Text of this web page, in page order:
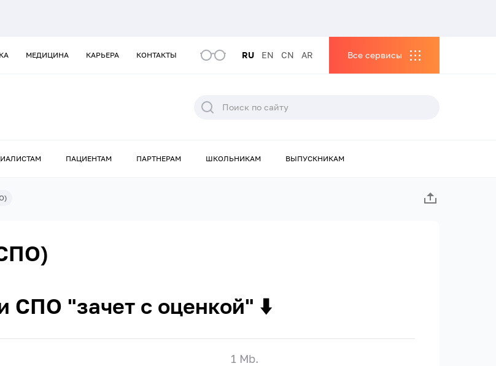
МЕДИЦИНА КАРЬЕРА КОНТАКТЫ RU EN CN AR Все сервисы
ПАЦИЕНТАМ ПАРТНЕРАМ ШКОЛЬНИКАМ ВЫПУСКНИКАМ
СПО "зачет с оценкой" ⬇️
1 Mb.